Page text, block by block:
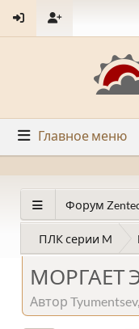
Главное меню
Форум
ПЛК серии M
МОРГАЕТ
Автор